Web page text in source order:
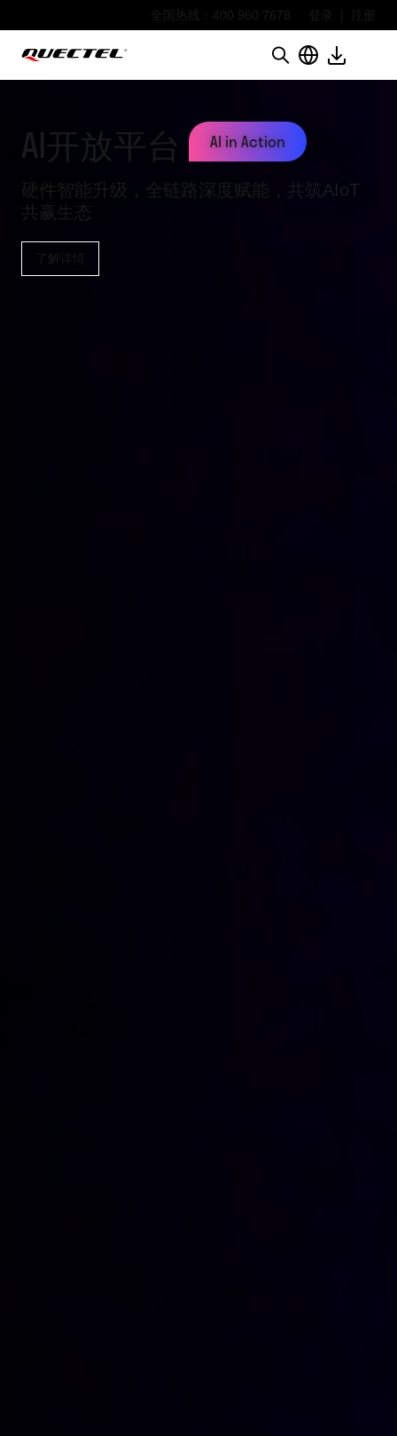
全国热线：400 960 7678 登录
AI开放平台 AI in Action
硬件智能升级，全链路深度赋能，共筑AIoT
共赢生态
了解详情